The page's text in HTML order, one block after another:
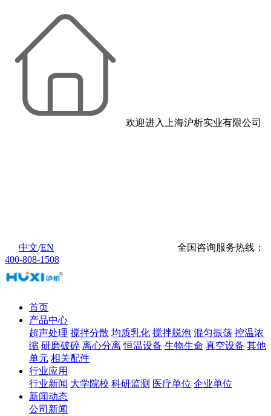
欢迎进入上海沪析实业有限公司
中文/EN
全国咨询服务热线：
400-808-1508
首页
产品中心
超声处理 搅拌分散 均质乳化 搅拌脱泡 混匀振荡 控温浓
缩 研磨破碎 离心分离 恒温设备 生物生命 真空设备 其他
单元 相关配件
行业应用
行业新闻 大学院校 科研监测 医疗单位 企业单位
新闻动态
公司新闻